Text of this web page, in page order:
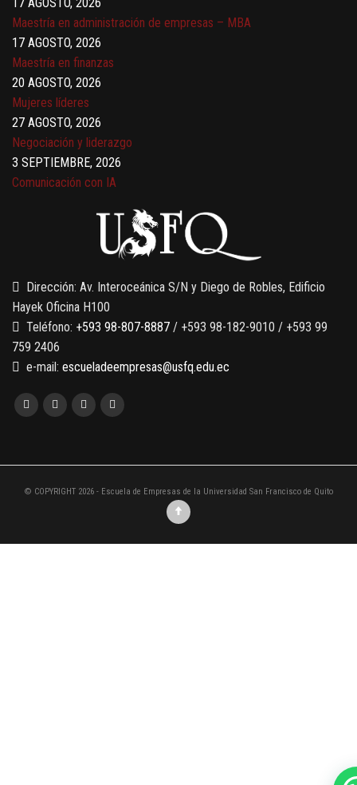
Maestría en administración de empresas – MBA
Maestría en finanzas
Mujeres líderes
27 AGOSTO, 2026
Negociación y liderazgo
3 SEPTIEMBRE, 2026
Comunicación con IA
Gobernanza de datos
Finanzas para no financieros
Dirección: Av. Interoceánica S/N y Diego de Robles, Edificio
Hayek Oficina H100
Teléfono: +593 98-807-8887 / +593 98-182-9010 / +593 99
759 2406
e-mail: escueladeempresas@usfq.edu.ec
© COPYRIGHT 2026 - Escuela de Empresas de la Universidad San Francisco de Quito